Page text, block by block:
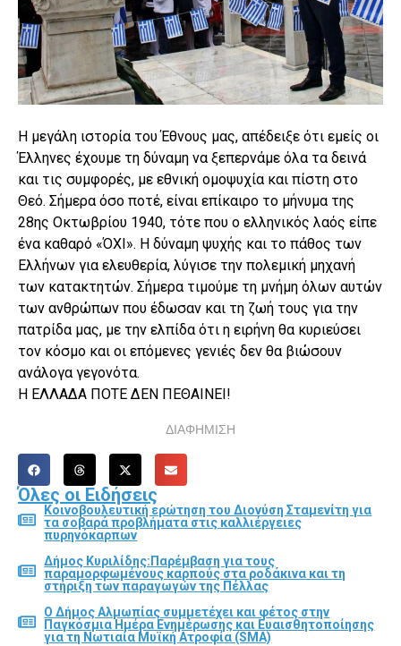
Η μεγάλη ιστορία του Έθνους μας, απέδειξε ότι εμείς οι
Έλληνες έχουμε τη δύναμη να ξεπερνάμε όλα τα δεινά
και τις συμφορές, με εθνική ομοψυχία και πίστη στο
Θεό. Σήμερα όσο ποτέ, είναι επίκαιρο το μήνυμα της
28ης Οκτωβρίου 1940, τότε που ο ελληνικός λαός είπε
ένα καθαρό «ΌΧΙ». Η δύναμη ψυχής και το πάθος των
Ελλήνων για ελευθερία, λύγισε την πολεμική μηχανή
των κατακτητών. Σήμερα τιμούμε τη μνήμη όλων αυτών
των ανθρώπων που έδωσαν και τη ζωή τους για την
πατρίδα μας, με την ελπίδα ότι η ειρήνη θα κυριεύσει
τον κόσμο και οι επόμενες γενιές δεν θα βιώσουν
ανάλογα γεγονότα.
Η ΕΛΛΑΔΑ ΠΟΤΕ ΔΕΝ ΠΕΘΑΙΝΕΙ!
ΔΙΑΦΗΜΙΣΗ
Όλες οι Ειδήσεις
Κοινοβουλευτική ερώτηση του Διονύση Σταμενίτη για
τα σοβαρά προβλήματα στις καλλιέργειες
πυρηνόκαρπων
Δήμος Κυριλίδης:Παρέμβαση για τους
παραμορφωμένους καρπούς στα ροδάκινα και τη
στήριξη των παραγωγών της Πέλλας
Ο Δήμος Αλμωπίας συμμετέχει και φέτος στην
Παγκόσμια Ημέρα Ενημέρωσης και Ευαισθητοποίησης
για τη Νωτιαία Μυϊκή Ατροφία (SMA)